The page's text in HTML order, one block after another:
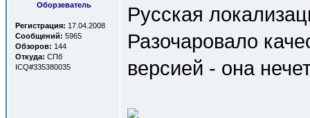
Оборзеватель
Регистрация: 17.04.2008
Сообщений: 5965
Обзоров: 144
Откуда: СПб
ICQ#335380035
Русская
Разочаровало
версией - она